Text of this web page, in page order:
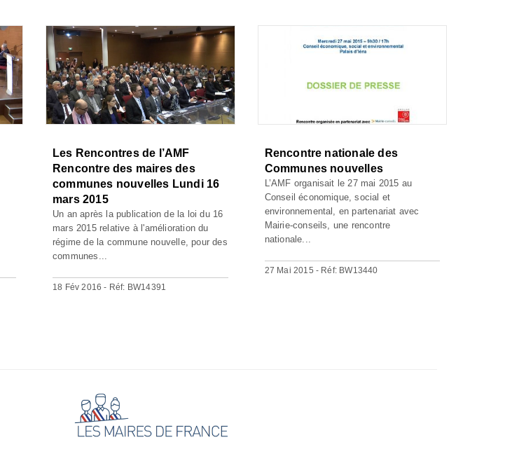
Les Rencontres de l’AMF
Rencontre des maires des
communes nouvelles Lundi 16
mars 2015
Un an après la publication de la loi du 16
mars 2015 relative à l'amélioration du
régime de la commune nouvelle, pour des
communes...
18 Fév 2016 - Réf: BW14391
Rencontre nationale des
Communes nouvelles
L’AMF organisait le 27 mai 2015 au
Conseil économique, social et
environnemental, en partenariat avec
Mairie-conseils, une rencontre
nationale...
27 Mai 2015 - Réf: BW13440